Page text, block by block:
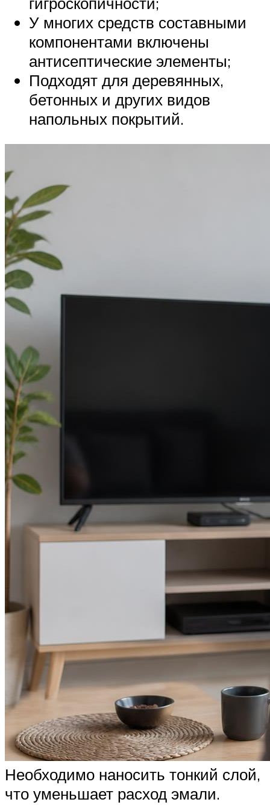
У многих средств составными
компонентами включены
антисептические элементы;
Подходят для деревянных,
бетонных и других видов
напольных покрытий.
Необходимо наносить тонкий слой,
что уменьшает расход эмали.